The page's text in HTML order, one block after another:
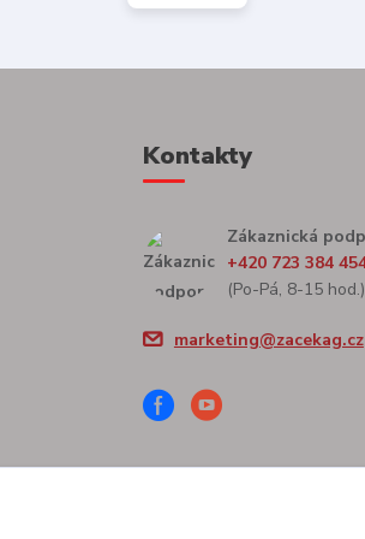
Kontakty
Zákaznická
+420 723 384
(Po-Pá, 8-15 hod.)
marketing@zacekag.cz